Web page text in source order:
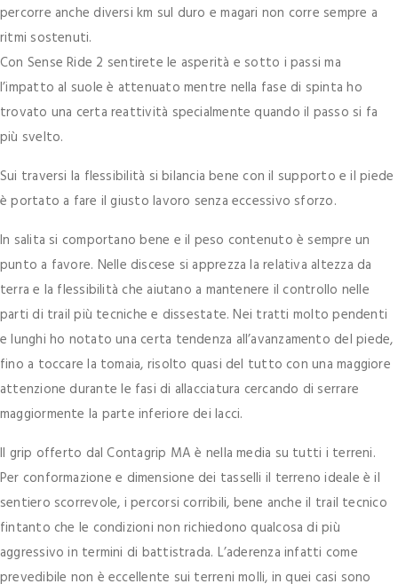
percorre anche diversi km sul duro e magari non corre sempre a
ritmi sostenuti.
Con Sense Ride 2 sentirete le asperità e sotto i passi ma
l’impatto al suole è attenuato mentre nella fase di spinta ho
trovato una certa reattività specialmente quando il passo si fa
più svelto.
Sui traversi la flessibilità si bilancia bene con il supporto e il piede
è portato a fare il giusto lavoro senza eccessivo sforzo.
In salita si comportano bene e il peso contenuto è sempre un
punto a favore. Nelle discese si apprezza la relativa altezza da
terra e la flessibilità che aiutano a mantenere il controllo nelle
parti di trail più tecniche e dissestate. Nei tratti molto pendenti
e lunghi ho notato una certa tendenza all’avanzamento del piede,
fino a toccare la tomaia, risolto quasi del tutto con una maggiore
attenzione durante le fasi di allacciatura cercando di serrare
maggiormente la parte inferiore dei lacci.
Il grip offerto dal Contagrip MA è nella media su tutti i terreni.
Per conformazione e dimensione dei tasselli il terreno ideale è il
sentiero scorrevole, i percorsi corribili, bene anche il trail tecnico
fintanto che le condizioni non richiedono qualcosa di più
aggressivo in termini di battistrada. L’aderenza infatti come
prevedibile non è eccellente sui terreni molli, in quei casi sono